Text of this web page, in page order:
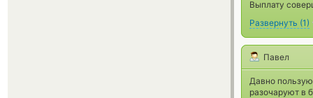
Выплату
Развернуть (1)
Павел
Давно
разочаруют в